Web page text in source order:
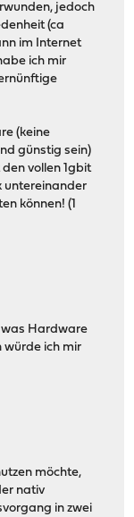
jedoch
(ca
im Internet
ich mir
(keine
günstig sein)
vollen 1gbit
untereinander
können! (1
was Hardware
würde ich mir
möchte,
nativ
in zwei